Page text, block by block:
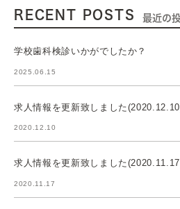
RECENT POSTS 最近の
学校歯科検診いかがでしたか？
2025.06.15
求人情報を更新致しました(2020.12.10)
2020.12.10
求人情報を更新致しました(2020.11.17)
2020.11.17